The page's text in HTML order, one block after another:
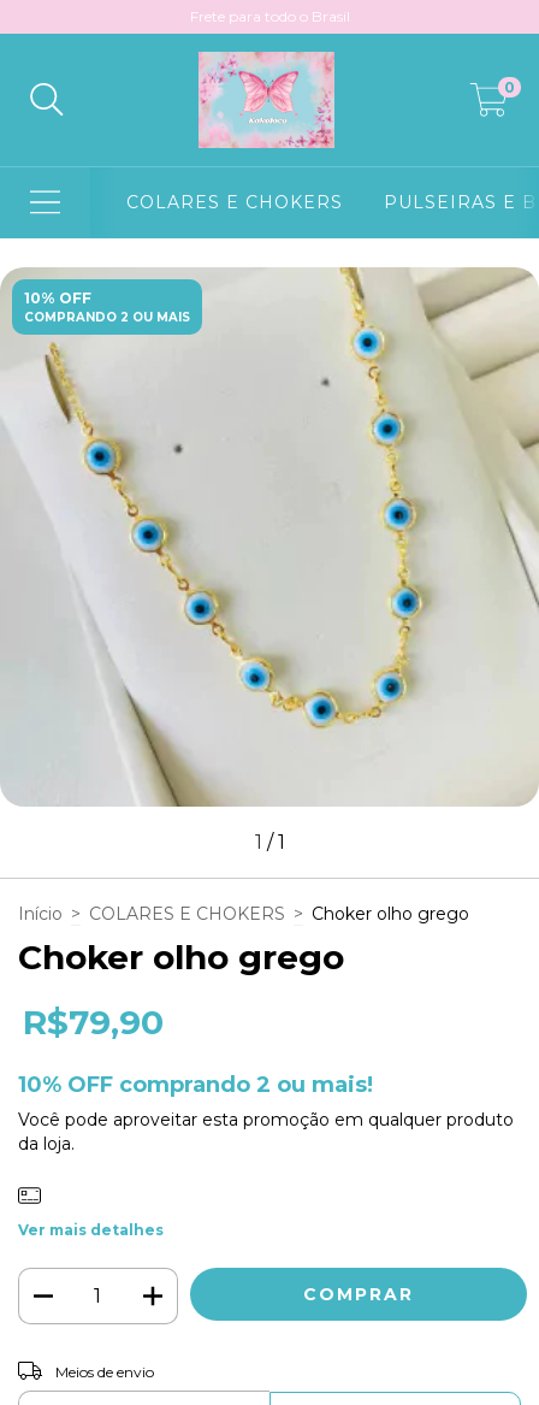
Frete para todo o Brasil
0
COLARES E CHOKERS PULSEIRAS E
10% OFF
COMPRANDO 2 OU MAIS
1 /1
Início > COLARES E CHOKERS > Choker olho grego
Choker olho grego
R$79,90
10% OFF comprando 2 ou mais!
Você pode aproveitar esta promoção em qualquer produto
da loja.
Ver mais detalhes
Entregas para o CEP:
Meios de envio